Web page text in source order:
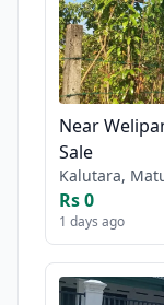
Near
Sale
Kalutara,
Rs 0
1 days ago